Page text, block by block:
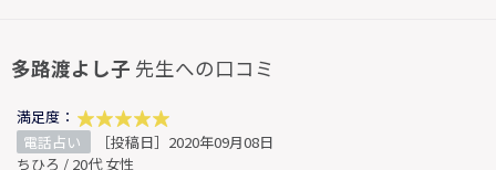
多路渡よし子 先生への口コミ
満足度：
電話占い
［投稿日］2020年09月08日
ちひろ / 20代 女性